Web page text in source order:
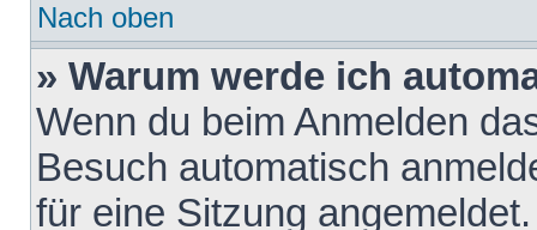
Nach oben
» Warum werde ich
Wenn du beim Anmelden
Besuch automatisch
für eine Sitzung